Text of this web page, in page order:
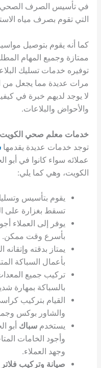
في تأسيس الصرف الصحي
التي تقوم بصرف مياه
كما أنه يقوم بتوصيل
ممتازة وجميع المهام
توفيره خدمات تسليك
مرات عديدة مما يجعل
لا يوجد لديهم خبرة في
والأحواض والبلاعات.
خدمات معلم صحي الكويت
توجد خدمات عديدة يقدمها
عملائه سواء كانوا في
الكويت، وهي كما يلي:
يقوم بتأسيس
تسقط بغزارة على
يوفر إلى العملاء
بأسرع وقت ممكن.
يمتاز بدقته
بأعمال السباكة
تركيب جميع
بالسباكة بمهارة
القيام بتركيب
والشاور بوكس
يستخدمسباك أبو
وأجود الخامات
وجهد العملاء.
صيانة وتركيب فلاتر